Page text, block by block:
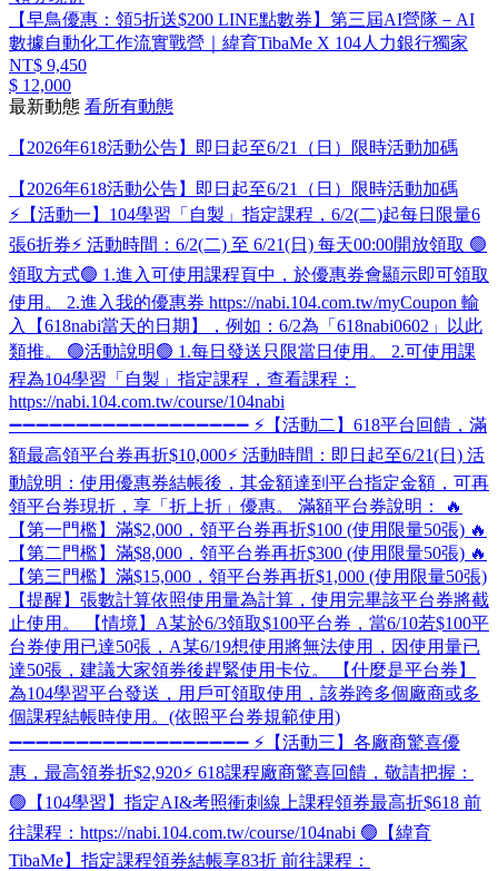
【早鳥優惠：領5折送$200 LINE點數券】第三屆AI營隊－AI
數據自動化工作流實戰營｜緯育TibaMe X 104人力銀行獨家
NT$ 9,450
$ 12,000
最新動態 看所有動態
【2026年618活動公告】即日起至6/21（日）限時活動加碼
【2026年618活動公告】即日起至6/21（日）限時活動加碼
⚡【活動一】104學習「自製」​指定課程，6/2(二)起每日限量6
張6折券⚡ 活動時間：6/2(二) 至 6/21(日) 每天00:00開放領取 🟢
領取方式🟢 1.進入可使用課程頁中，於優惠券會顯示即可領取
使用。 2.進入我的優惠券 https://nabi.104.com.tw/myCoupon 輸
入【618nabi當天的日期】，例如：6/2為「618nabi0602」以此
類推。 🟢活動說明🟢 1.每日發送只限當日使用。 2.可使用課
程為104學習「自製」​指定課程，查看課程：
https://nabi.104.com.tw/course/104nabi
➖➖➖➖➖➖➖➖➖➖➖➖➖➖➖➖➖➖ ⚡【活動二】618平台回饋，滿
額最高領平台券再折$10,000⚡ 活動時間：即日起至6/21(日) 活
動說明：使用優惠券結帳後，其金額達到平台指定金額，可再
領平台券現折，享「折上折」優惠。 滿額平台券說明： 🔥
【第一門檻】滿$2,000，領平台券再折$100 (使用限量50張) 🔥
【第二門檻】滿$8,000，領平台券再折$300 (使用限量50張) 🔥
【第三門檻】滿$15,000，領平台券再折$1,000 (使用限量50張)
【提醒】張數計算依照使用量為計算，使用完畢該平台券將截
止使用。 【情境】A某於6/3領取$100平台券，當6/10若$100平
台券使用已達50張，A某6/19想使用將無法使用，因使用量已
達50張，建議大家領券後趕緊使用卡位。 【什麼是平台券】
為104學習平台發送，用戶可領取使用，該券跨多個廠商或多
個課程結帳時使用。(依照平台券規範使用)
➖➖➖➖➖➖➖➖➖➖➖➖➖➖➖➖➖➖ ⚡【活動三】各廠商驚喜優
惠，最高領券折$2,920⚡ 618課程廠商驚喜回饋，敬請把握：
🟢【104學習】指定AI&考照衝刺線上課程領券最高折$618 前
往課程：https://nabi.104.com.tw/course/104nabi 🟢【緯育
TibaMe】指定課程領券結帳享83折 前往課程：